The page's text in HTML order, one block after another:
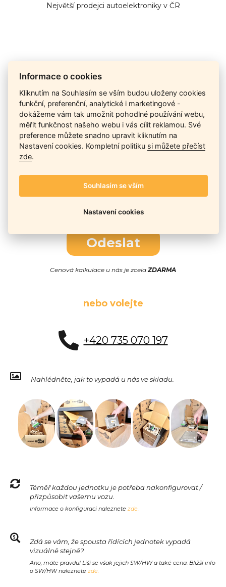
Největší prodejci autoelektroniky v ČR
Cena na dotaz
Ceny závisí na množství kusů skladem, dostupnosti náhrad,
výkonnosti a atypičnosti daného modelu. Pokusíme se
nabídnoutaktuálněnejlepší cenu, a Vy si vyberete, co je pro
Vás nejvýhodnější.
Telefon / Email
Odeslat
Cenová kalkulace u nás je zcelaZDARMA
nebo volejte
+420 735 070 197
Nahlédněte, jak to vypadá u nás ve skladu.
Téměř každou jednotku je potřeba nakonfigurovat /
přizpůsobit vašemu vozu.
Informace o konfiguraci naleznete zde.
Zdá se vám, že spousta řídících jednotek vypadá
vizuálně stejně?
Ano, máte pravdu! Liší se však jejich SW/HW a také cena. Bližší info
o SW/HW naleznete zde.
Informace o cookies
Kliknutím na Souhlasím se vším budou uloženy cookies
funkční, preferenční, analytické i marketingové -
dokážeme vám tak umožnit pohodlné používání webu,
měřit funkčnost našeho webu i vás cílit reklamou. Své
preference můžete snadno upravit kliknutím na
Nastavení cookies. Kompletní politiku si můžete přečíst
zde.
Souhlasím se vším
Nastavení cookies